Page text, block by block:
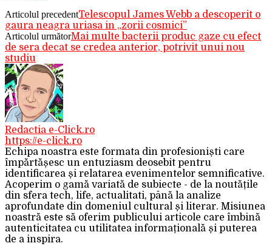
Articolul precedentTelescopul James Webb a descoperit o
gaura neagra uriasa in „zorii cosmici”
Articolul următorMai multe bacterii produc gaze cu efect
de sera decat se credea anterior, potrivit unui nou
studiu
Redactia e-Click.ro
https://e-click.ro
Echipa noastra este formata din profesioniști care
împărtășesc un entuziasm deosebit pentru
identificarea și relatarea evenimentelor semnificative.
Acoperim o gamă variată de subiecte - de la noutățile
din sfera tech, life, actualitati, până la analize
aprofundate din domeniul cultural și literar. Misiunea
noastră este să oferim publicului articole care îmbină
autenticitatea cu utilitatea informațională și puterea
de a inspira.